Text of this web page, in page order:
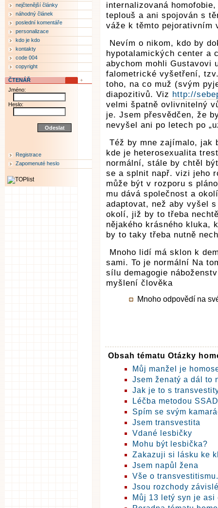
internalizovaná
teplouš a ani spojován s
váže k těmto pejorativním
Nevím o nikom, kdo by
hypotalamických center a
abychom mohli Gustavovi
falometrické vyšetření,
toho, na co muž (svým
diapozitivů. Viz http://
velmi špatně ovlivnitelný
je. Jsem přesvědčen, že
nevyšel ani po letech po
Též by mne zajímalo, jak
kde je heterosexualita
normální, stále by chtěl
se a splnit např. vizi jeho
může být v rozporu s
mu dává společnost a
adaptovat, než aby vyšel
okolí, již by to třeba
nějakého krásného kluka,
by to taky třeba nutně
Mnoho lidí má sklon k
sami. To je normální Na
sílu demagogie
myšlení člověka
Mnoho odpovědí na
Obsah tématu Otázky
Můj manžel je
Jsem ženatý a dál to
Jak je to s
Léčba metodou SSAD
Spím se svým
Jsem transvestita
Vdané lesbičky
Mohu být lesbička?
Zakazuji si lásku ke
Jsem napůl žena
Vše o
Jsou rozchody
Můj 13 letý syn je asi
nejčtenější články
náhodný článek
poslední komentáře
personalizace
kdo je kdo
kontakty
code 004
copyright
ČTENÁŘ
Jméno:
Heslo:
Registrace
Zapomenuté heslo